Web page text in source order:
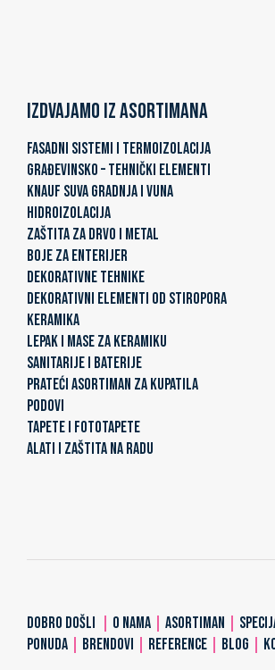
Izdvajamo iz asortimana
FASADNI SISTEMI I TERMOIZOLACIJA
GRAĐEVINSKO – TEHNIČKI ELEMENTI
KNAUF SUVA GRADNJA I VUNA
HIDROIZOLACIJA
ZAŠTITA ZA DRVO I METAL
BOJE ZA ENTERIJER
DEKORATIVNE TEHNIKE
DEKORATIVNI ELEMENTI OD STIROPORA
KERAMIKA
LEPAK I MASE ZA KERAMIKU
SANITARIJE I BATERIJE
PRATEĆI ASORTIMAN ZA KUPATILA
PODOVI
TAPETE I FOTOTAPETE
ALATI I ZAŠTITA NA RADU
DOBRO DOŠLI O NAMA ASORTIMAN
PONUDA
BRENDOVI REFERENCE BLOG